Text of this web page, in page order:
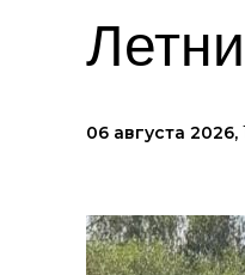
06 августа 2026,